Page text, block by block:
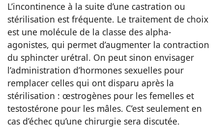
L’incontinence à la suite d’une castration ou
stérilisation est fréquente. Le traitement de choix
est une molécule de la classe des alpha-
agonistes, qui permet d’augmenter la contraction
du sphincter urétral. On peut sinon envisager
l’administration d’hormones sexuelles pour
remplacer celles qui ont disparu après la
stérilisation : œstrogènes pour les femelles et
testostérone pour les mâles. C’est seulement en
cas d’échec qu’une chirurgie sera discutée.